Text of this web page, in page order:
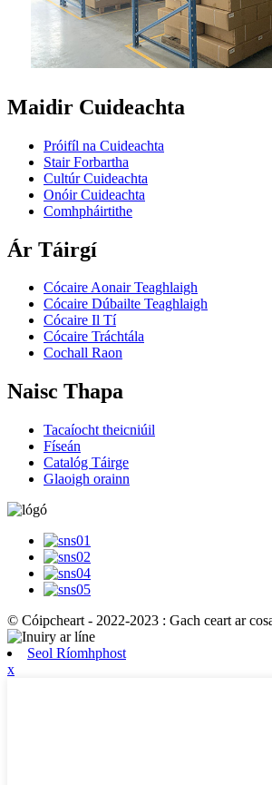
Maidir Cuideachta
Próifíl na Cuideachta
Stair Forbartha
Cultúr Cuideachta
Onóir Cuideachta
Comhpháirtithe
Ár Táirgí
Cócaire Aonair Teaghlaigh
Cócaire Dúbailte Teaghlaigh
Cócaire Il Tí
Cócaire Tráchtála
Cochall Raon
Naisc Thapa
Tacaíocht theicniúil
Físeán
Catalóg Táirge
Glaoigh orainn
© Cóipcheart - 2022-2023 : Gach ceart ar
Seol Ríomhphost
x